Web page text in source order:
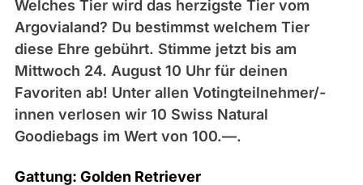
Welches Tier wird das herzigste Tier vom
Argovialand? Du bestimmst welchem Tier
diese Ehre gebührt. Stimme jetzt bis am
Mittwoch 24. August 10 Uhr für deinen
Favoriten ab! Unter allen Votingteilnehmer/-
innen verlosen wir 10 Swiss Natural
Goodiebags im Wert von 100.—.
Gattung: Golden Retriever